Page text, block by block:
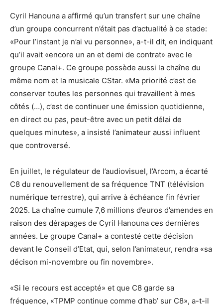
Cyril Hanouna a affirmé qu’un transfert sur une chaîne
d’un groupe concurrent n’était pas d’actualité à ce stade:
«Pour l’instant je n’ai vu personne», a-t-il dit, en indiquant
qu’il avait «encore un an et demi de contrat» avec le
groupe Canal+. Ce groupe possède aussi la chaîne du
même nom et la musicale CStar. «Ma priorité c’est de
conserver toutes les personnes qui travaillent à mes
côtés (…), c’est de continuer une émission quotidienne,
en direct ou pas, peut-être avec un petit délai de
quelques minutes», a insisté l’animateur aussi influent
que controversé.
En juillet, le régulateur de l’audiovisuel, l’Arcom, a écarté
C8 du renouvellement de sa fréquence TNT (télévision
numérique terrestre), qui arrive à échéance fin février
2025. La chaîne cumule 7,6 millions d’euros d’amendes en
raison des dérapages de Cyril Hanouna ces dernières
années. Le groupe Canal+ a contesté cette décision
devant le Conseil d’Etat, qui, selon l’animateur, rendra «sa
décison mi-novembre ou fin novembre».
«Si le recours est accepté» et que C8 garde sa
fréquence, «TPMP continue comme d’hab’ sur C8», a-t-il